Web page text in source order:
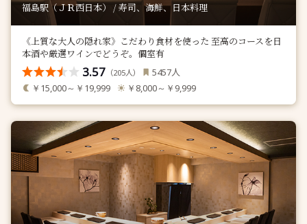
福島駅（ＪＲ西日本） / 寿司、海鮮、日本料理
《上質な大人の隠れ家》こだわり食材を使った 至高のコースを日
本酒や厳選ワインでどうぞ。個室有
3.57 （205人） 5457人
￥15,000～￥19,999 ￥8,000～￥9,999